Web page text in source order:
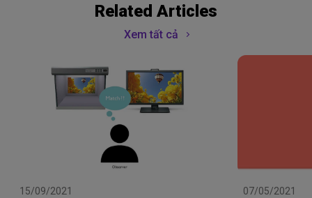
Related Articles
Xem tất cả
15/09/2021 07/05/2021